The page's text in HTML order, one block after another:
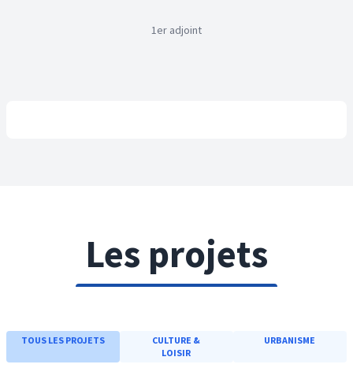
1er adjoint
Les projets
TOUS LES PROJETS
CULTURE &
LOISIR
URBANISME